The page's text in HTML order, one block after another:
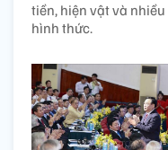
tiền, hiện vật và
hình thức.